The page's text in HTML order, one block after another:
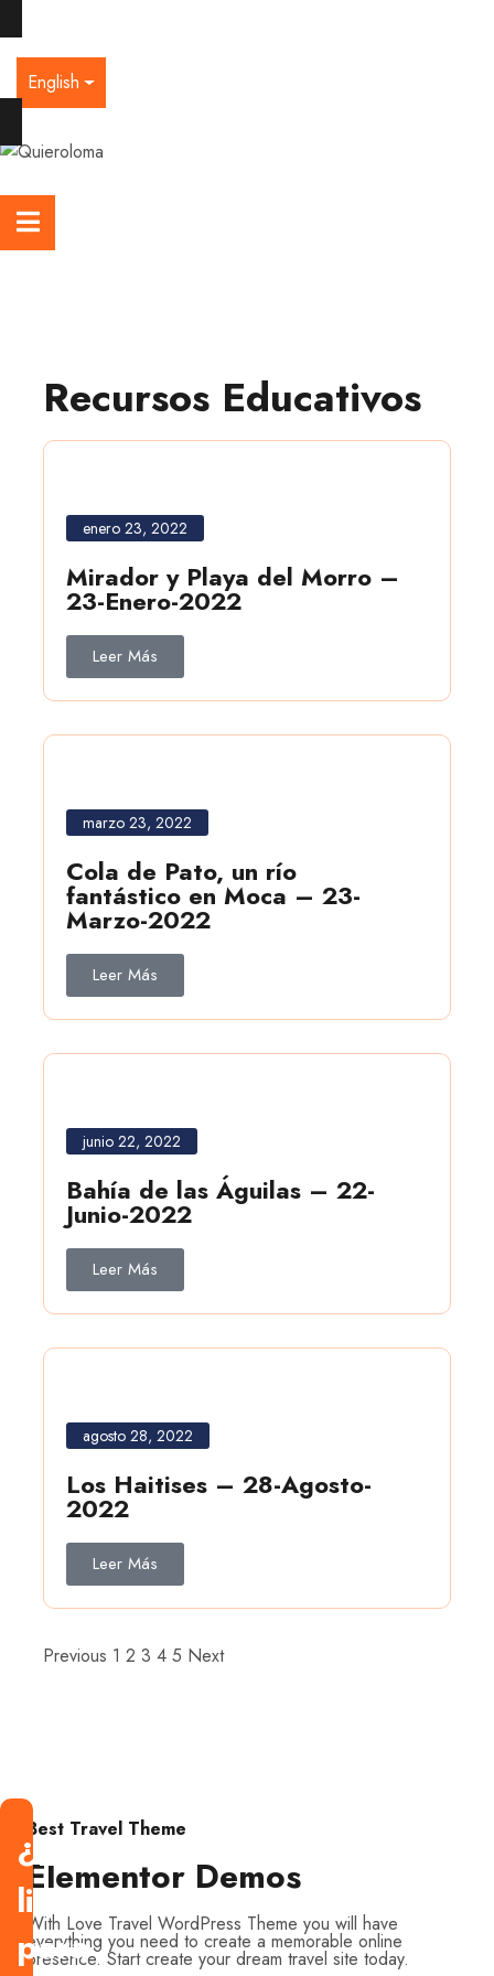
English
Recursos Educativos
enero 23, 2022
Mirador y Playa del Morro –
23-Enero-2022
Leer Más
marzo 23, 2022
Cola de Pato, un río
fantástico en Moca – 23-
Marzo-2022
Leer Más
junio 22, 2022
Bahía de las Águilas – 22-
Junio-2022
Leer Más
agosto 28, 2022
Los Haitises – 28-Agosto-
2022
Leer Más
Previous 1 2 3 4 5 Next
¿Estás
listo
para
Best Travel Theme
Elementor Demos
With Love Travel WordPress Theme you will have
everything you need to create a memorable online
presence. Start create your dream travel site today.